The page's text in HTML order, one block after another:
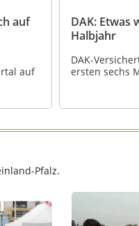
auf
auf
DAK: Etwas
Halbjahr
DAK-
ersten sechs
Pfalz.